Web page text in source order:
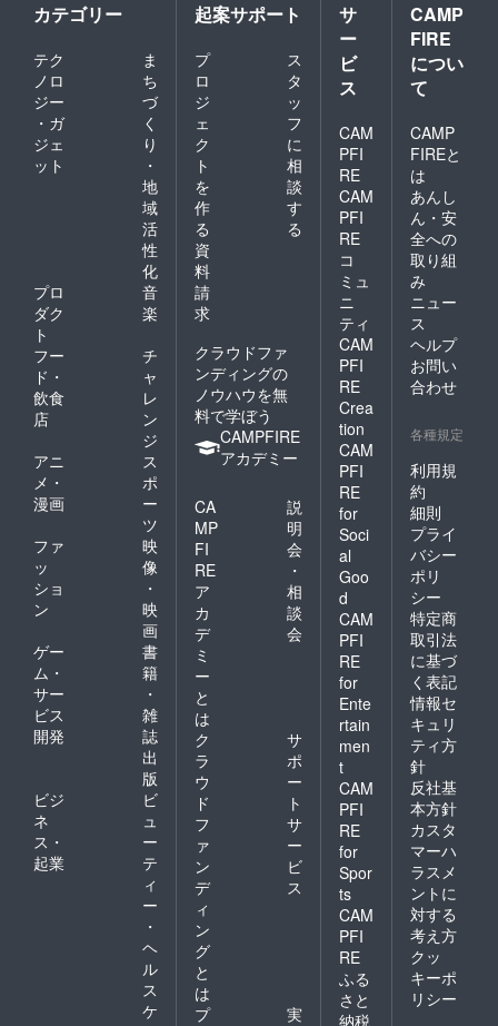
カテゴリー
テク
ノロ
ジー
・ガ
ジェ
ット
ま
ち
づ
く
り
・
地
域
活
性
化
プロ
ダク
ト
音
楽
フー
ド・
飲食
店
チ
ャ
レ
ン
ジ
アニ
メ・
漫画
ス
ポ
ー
ツ
ファ
ッ
ショ
ン
映
像
・
映
画
ゲー
ム・
サー
ビス
開発
書
籍
・
雑
誌
出
版
ビジ
ネ
ス・
起業
ビ
ュ
ー
テ
ィ
ー
・
ヘ
ル
ス
ケ
起案サポート
プ
ロ
ジ
ェ
ク
ト
を
作
る
ス
タ
ッ
フ
に
相
談
す
る
資
料
請
求
クラウドファ
ンディングの
ノウハウを無
料で学ぼう
CAMPFIRE
アカデミー
CA
MP
FI
RE
ア
カ
デ
ミ
ー
と
は
説
明
会
・
相
談
会
ク
ラ
ウ
ド
フ
ァ
ン
デ
ィ
ン
グ
と
は
サ
ポ
ー
ト
サ
ー
ビ
ス
プ
実
サ
ー
ビ
ス
CAM
PFI
RE
CAM
PFI
RE
コ
ミュ
ニ
ティ
CAM
PFI
RE
Crea
tion
CAM
PFI
RE
for
Soci
al
Goo
d
CAM
PFI
RE
for
Ente
rtain
men
t
CAM
PFI
RE
for
Spor
ts
CAM
PFI
RE
ふる
さと
納税
CAMP
FIRE
につい
て
CAMP
FIREと
は
あんし
ん・安
全への
取り組
み
ニュー
ス
ヘルプ
お問い
合わせ
各種規定
利用規
約
細則
プライ
バシー
ポリ
シー
特定商
取引法
に基づ
く表記
情報セ
キュリ
ティ方
針
反社基
本方針
カスタ
マーハ
ラスメ
ントに
対する
考え方
クッ
キーポ
リシー